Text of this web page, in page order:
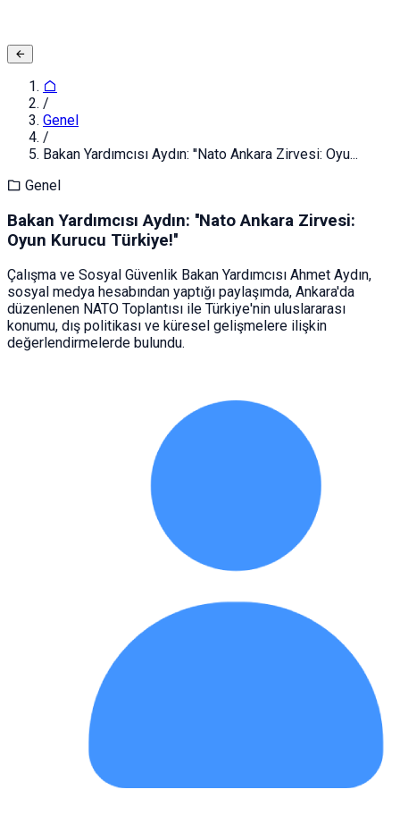
/
Genel
/
Bakan Yardımcısı Aydın: ''Nato Ankara Zirvesi: Oyu...
Genel
Bakan Yardımcısı Aydın: ''Nato Ankara Zirvesi:
Oyun Kurucu Türkiye!''
Çalışma ve Sosyal Güvenlik Bakan Yardımcısı Ahmet Aydın,
sosyal medya hesabından yaptığı paylaşımda, Ankara'da
düzenlenen NATO Toplantısı ile Türkiye'nin uluslararası
konumu, dış politikası ve küresel gelişmelere ilişkin
değerlendirmelerde bulundu.